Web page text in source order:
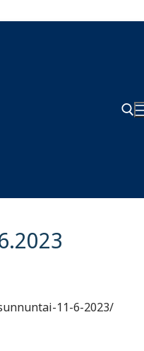
11-6-2023/